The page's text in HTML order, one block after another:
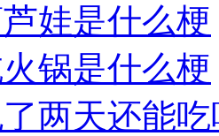
娃是什么梗
锅是什么梗
两天还能吃